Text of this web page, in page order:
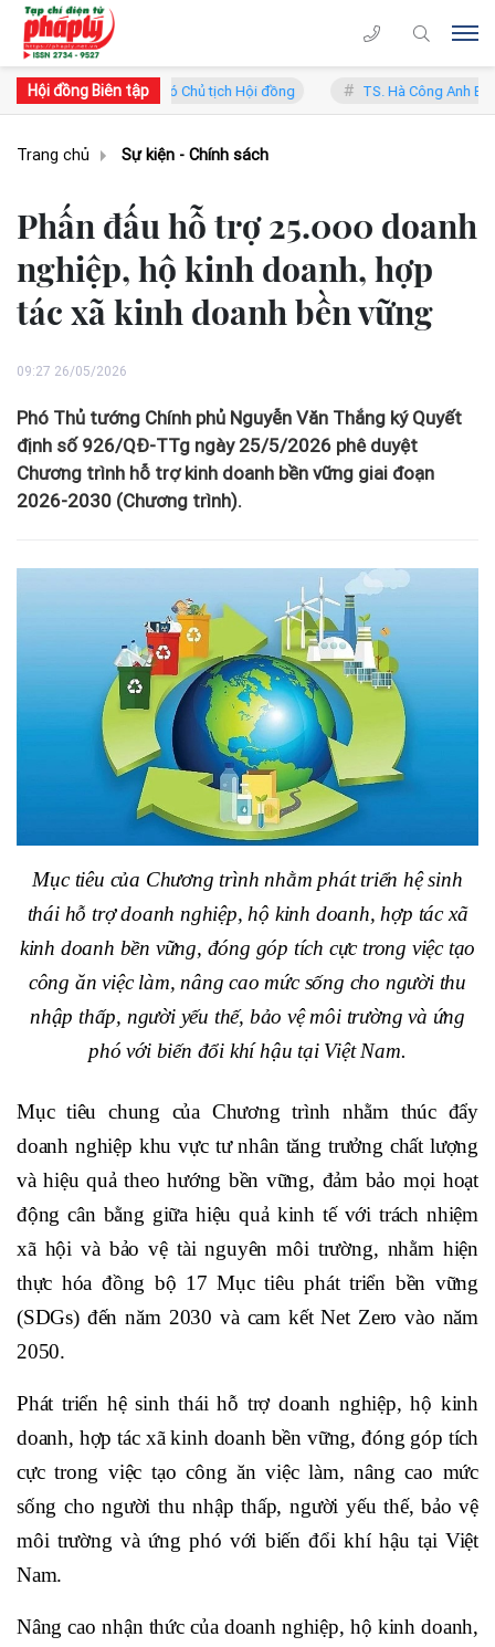
Hội đồng Biên tập
Lý - Phó Chủ tịch Hội đồng TS. Hà Công Anh Bảo - Phó Chủ tịch
Trang chủ Sự kiện - Chính sách
Phấn đấu hỗ trợ 25.000 doanh
nghiệp, hộ kinh doanh, hợp
tác xã kinh doanh bền vững
09:27 26/05/2026
Phó Thủ tướng Chính phủ Nguyễn Văn Thắng ký Quyết
định số 926/QĐ-TTg ngày 25/5/2026 phê duyệt
Chương trình hỗ trợ kinh doanh bền vững giai đoạn
2026-2030 (Chương trình).
Mục tiêu của Chương trình nhằm phát triển hệ sinh
thái hỗ trợ doanh nghiệp, hộ kinh doanh, hợp tác xã
kinh doanh bền vững, đóng góp tích cực trong việc tạo
công ăn việc làm, nâng cao mức sống cho người thu
nhập thấp, người yếu thế, bảo vệ môi trường và ứng
phó với biến đổi khí hậu tại Việt Nam.
Mục tiêu chung của Chương trình nhằm thúc đẩy
doanh nghiệp khu vực tư nhân tăng trưởng chất lượng
và hiệu quả theo hướng bền vững, đảm bảo mọi hoạt
động cân bằng giữa hiệu quả kinh tế với trách nhiệm
xã hội và bảo vệ tài nguyên môi trường, nhằm hiện
thực hóa đồng bộ 17 Mục tiêu phát triển bền vững
(SDGs) đến năm 2030 và cam kết Net Zero vào năm
2050.
Phát triển hệ sinh thái hỗ trợ doanh nghiệp, hộ kinh
doanh, hợp tác xã kinh doanh bền vững, đóng góp tích
cực trong việc tạo công ăn việc làm, nâng cao mức
sống cho người thu nhập thấp, người yếu thế, bảo vệ
môi trường và ứng phó với biến đổi khí hậu tại Việt
Nam.
Nâng cao nhận thức của doanh nghiệp, hộ kinh doanh,